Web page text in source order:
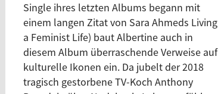
Single ihres letzten Albums begann mit
einem langen Zitat von Sara Ahmeds Living
a Feminist Life) baut Albertine auch in
diesem Album überraschende Verweise auf
kulturelle Ikonen ein. Da jubelt der 2018
tragisch gestorbene TV-Koch Anthony